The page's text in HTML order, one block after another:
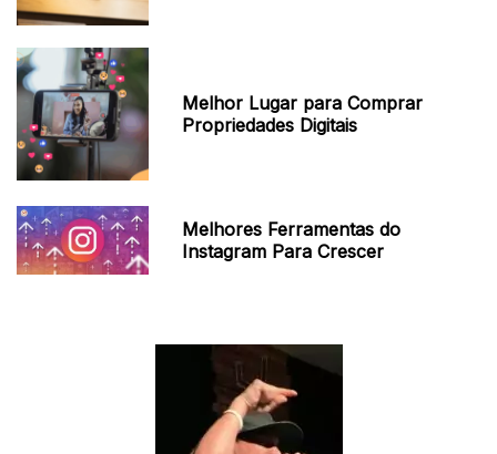
Melhor Lugar para Comprar
Propriedades Digitais
Melhores Ferramentas do
Instagram Para Crescer